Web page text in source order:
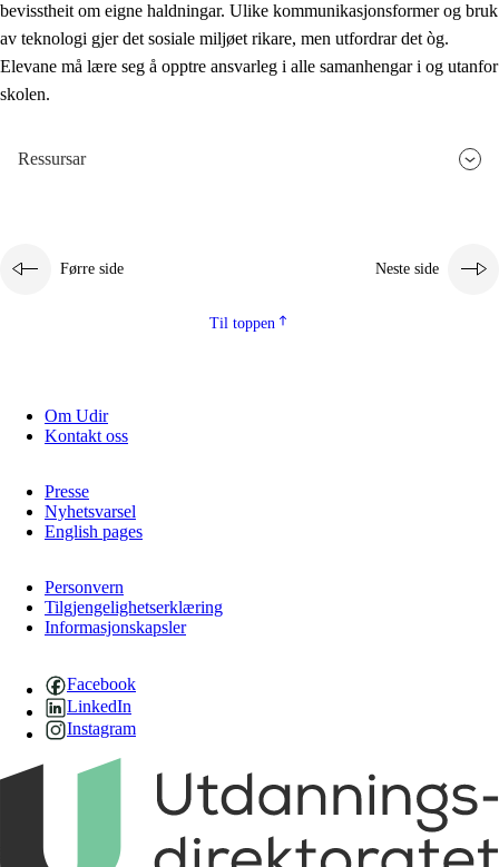
bevisstheit om eigne haldningar. Ulike kommunikasjonsformer og bruk
av teknologi gjer det sosiale miljøet rikare, men utfordrar det òg.
Elevane må lære seg å opptre ansvarleg i alle samanhengar i og utanfor
skolen.
Ressursar
Førre side Neste side
Til toppen
Om Udir
Kontakt oss
Presse
Nyhetsvarsel
English pages
Personvern
Tilgjengelighetserklæring
Informasjonskapsler
Facebook
LinkedIn
Instagram